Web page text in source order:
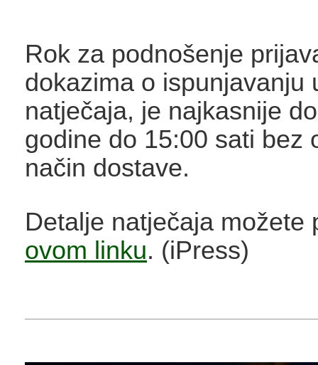
Rok za podnošenje
dokazima o ispunjavanju
natječaja, je najkasnije
godine do 15:00 sati bez
način dostave.
Detalje natječaja možete
ovom linku. (iPress)